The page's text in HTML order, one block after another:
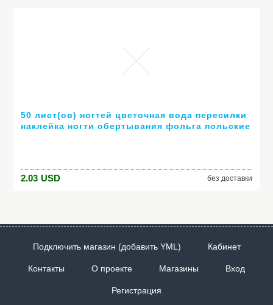
50 лист(ов) ногтей цветочная вода пересилки
наклейка ногти обертывания фольга польские
2.03 USD без доставки
Подключить магазин (добавить YML) Кабинет
Контакты О проекте Магазины Вход
Регистрация